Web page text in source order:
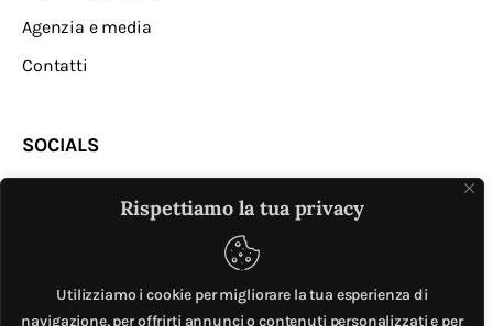
Rispettiamo la tua privacy
Utilizziamo i cookie per migliorare la tua esperienza di
navigazione, per offrirti annunci o contenuti personalizzati e per
Agenzia e media
Contatti
SOCIALS